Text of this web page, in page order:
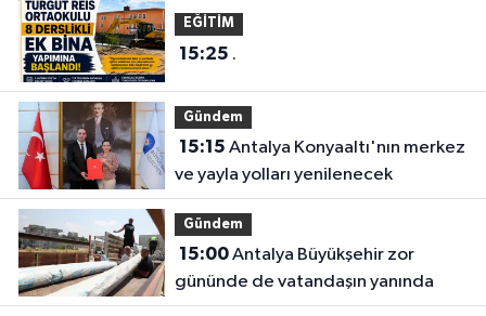
EĞİTİM
15:25 .
Gündem
15:15
ve yayla yolları yenilenecek
Gündem
15:00Antalya Büyükşehir zor
gününde de vatandaşın yanında